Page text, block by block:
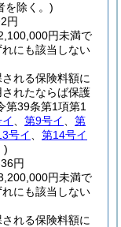
を除く。)
円
円未満で
にも該当しない
れる保険料額に
れたならば保護
第39条第1項第1
第9号イ
第
号イ
第14号イ
)
円
円未満で
にも該当しない
れる保険料額に